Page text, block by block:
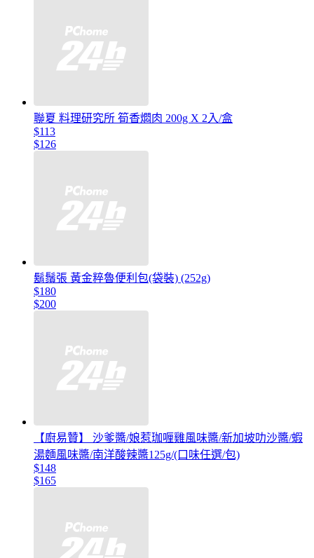
聯夏 料理研究所 筍香燜肉 200g X 2入/盒
$113
$126
鬍鬚張 黃金粹魯便利包(袋裝) (252g)
$180
$200
【廚易贊】 沙爹醬/娘惹珈喱雞風味醬/新加坡叻沙醬/蝦
湯麵風味醬/南洋酸辣醬125g/(口味任選/包)
$148
$165